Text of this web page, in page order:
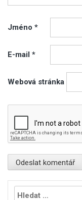
Jméno *
E-mail *
Webová stránka
Vyhledávání